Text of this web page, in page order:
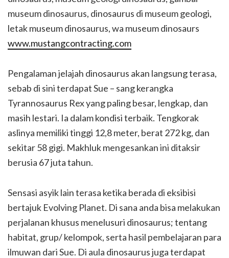
museum dinosaurus, dinosaurus di museum geologi,
letak museum dinosaurus, wa museum dinosaurs
www.mustangcontracting.com
Pengalaman jelajah dinosaurus akan langsung terasa,
sebab di sini terdapat Sue – sang kerangka
Tyrannosaurus Rex yang paling besar, lengkap, dan
masih lestari. Ia dalam kondisi terbaik. Tengkorak
aslinya memiliki tinggi 12,8 meter, berat 272 kg, dan
sekitar 58 gigi. Makhluk mengesankan ini ditaksir
berusia 67 juta tahun.
Sensasi asyik lain terasa ketika berada di eksibisi
bertajuk Evolving Planet. Di sana anda bisa melakukan
perjalanan khusus menelusuri dinosaurus; tentang
habitat, grup/ kelompok, serta hasil pembelajaran para
ilmuwan dari Sue. Di aula dinosaurus juga terdapat